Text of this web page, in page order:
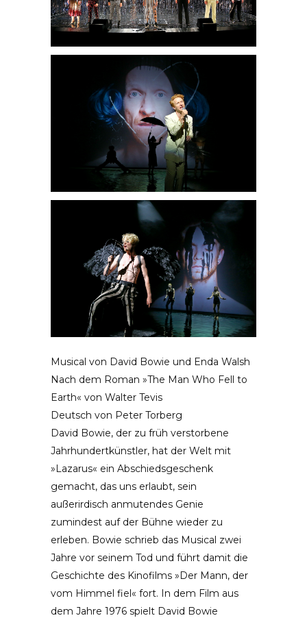
Musical von David Bowie und Enda Walsh
Nach dem Roman »The Man Who Fell to
Earth« von Walter Tevis
Deutsch von Peter Torberg
David Bowie, der zu früh verstorbene
Jahrhundertkünstler, hat der Welt mit
»Lazarus« ein Abschiedsgeschenk
gemacht, das uns erlaubt, sein
außerirdisch anmutendes Genie
zumindest auf der Bühne wieder zu
erleben. Bowie schrieb das Musical zwei
Jahre vor seinem Tod und führt damit die
Geschichte des Kinofilms »Der Mann, der
vom Himmel fiel« fort. In dem Film aus
dem Jahre 1976 spielt David Bowie